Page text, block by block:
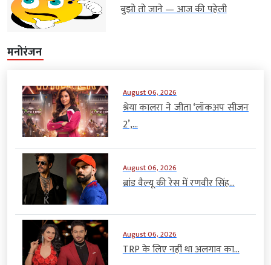
बुझो तो जाने — आज की पहेली
मनोरंजन
August 06, 2026
श्रेया कालरा ने जीता ‘लॉकअप सीजन
2’,...
August 06, 2026
ब्रांड वैल्यू की रेस में रणवीर सिंह...
August 06, 2026
TRP के लिए नहीं था अलगाव का...